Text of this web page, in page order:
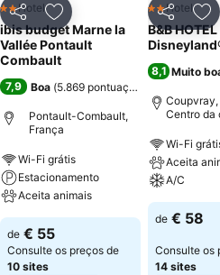
PartilharAdicionar aos favoritos
2 Estrelas
Hotel
ibis budget Marne la
Vallée Pontault
Combault
7,9 Boa (5.869 pontuações
Pontault-Combault,
França
Wi-Fi grátis
Estacionamento
Aceita animais
de € 55
Consulte os preços de
10 sites
Partilhar
2 Estrelas
Hotel
B&B
8,1 Muito
Coupvray,
Centro da
Wi-Fi
Aceita
A/C
de € 58
Consulte os
14 sites